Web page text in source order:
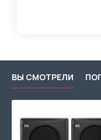
ВЫ СМОТРЕЛИ